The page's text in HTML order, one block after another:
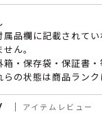
品欄に記載されて
せん。
・保存袋・保証書・
らの状態は商品ランク
アイテムレビュー